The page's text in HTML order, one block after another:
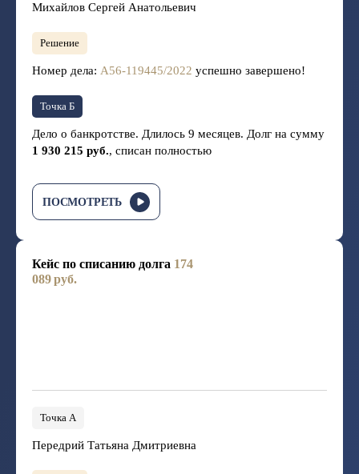
Михайлов Сергей Анатольевич
Решение
Номер дела: А56-119445/2022 успешно завершено!
Точка Б
Дело о банкротстве. Длилось 9 месяцев. Долг на сумму
1 930 215 руб., списан полностью
ПОСМОТРЕТЬ
Кейс по списанию долга 174
089 руб.
Точка А
Передрий Татьяна Дмитриевна